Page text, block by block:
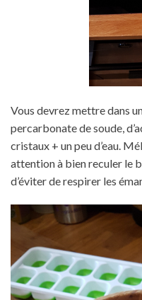
Vous devrez mettre dans
percarbonate de soude,
cristaux + un peu d’eau.
attention à bien reculer le
d’éviter de respirer les